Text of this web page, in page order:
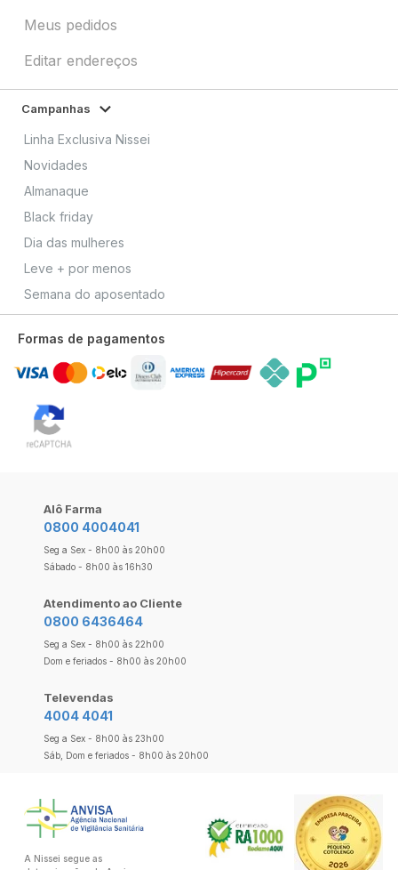
Meus pedidos
Editar endereços
Campanhas
Linha Exclusiva Nissei
Novidades
Almanaque
Black friday
Dia das mulheres
Leve + por menos
Semana do aposentado
Formas de pagamentos
Alô Farma
0800 4004041
Seg a Sex - 8h00 às 20h00
Sábado - 8h00 às 16h30
Atendimento ao Cliente
0800 6436464
Seg a Sex - 8h00 às 22h00
Dom e feriados - 8h00 às 20h00
Televendas
4004 4041
Seg a Sex - 8h00 às 23h00
Sáb, Dom e feriados - 8h00 às 20h00
A Nissei segue as